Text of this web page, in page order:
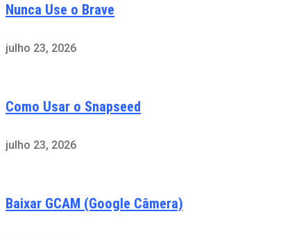
Nunca Use o Brave
julho 23, 2026
Como Usar o Snapseed
julho 23, 2026
Baixar GCAM (Google Câmera)